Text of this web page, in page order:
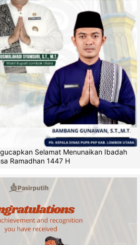
Selamat Menunaikan Ibadah
Ramadhan 1447 H